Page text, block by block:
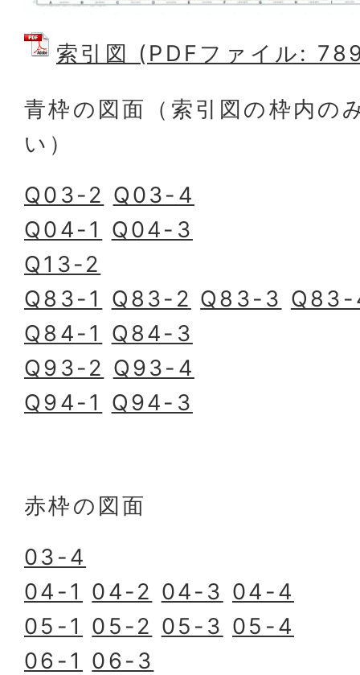
索引図 (PDFファイル:
青枠の図面（索引図の枠内の
い）
Q03-2 Q03-4
Q04-1
Q04-3
Q13-2
Q83-1
Q83-2 Q83-3
Q84-1
Q84-3
Q93-2 Q93-4
Q94-1
Q94-3
赤枠の図面
03-4
04-1 04-2 04-3 04-4
05-1 05-2 05-3 05-4
06-1 06-3